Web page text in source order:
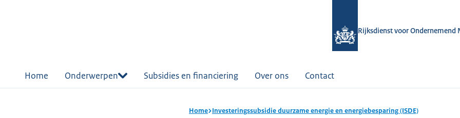
Rijksdienst voor Ondernemend
Home Onderwerpen Subsidies en financiering Over ons Contact
Home Investeringssubsidie duurzame energie en energiebesparing (ISDE)